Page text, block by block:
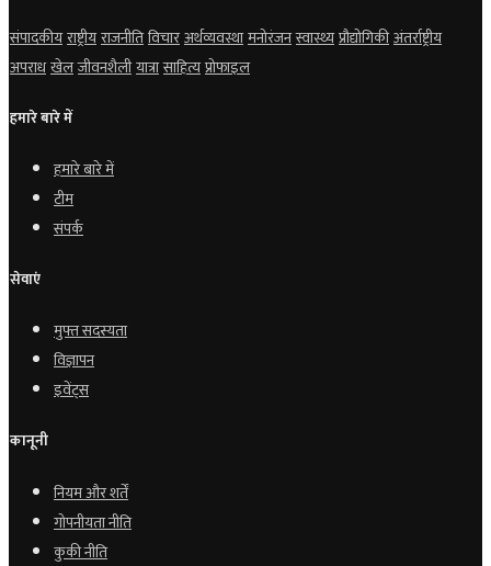
संपादकीयराष्ट्रीयराजनीतिविचारअर्थव्यवस्थामनोरंजनस्वास्थ्यप्रौद्योगिकीअंतर्राष्ट्रीय
अपराधखेलजीवनशैलीयात्रासाहित्यप्रोफाइल
हमारे बारे में
हमारे बारे में
टीम
संपर्क
सेवाएं
मुफ्त सदस्यता
विज्ञापन
इवेंट्स
कानूनी
नियम और शर्तें
गोपनीयता नीति
कुकी नीति